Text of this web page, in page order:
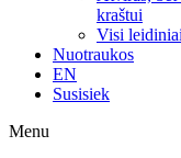
kraštui
Visi leidiniai
Nuotraukos
EN
Susisiek
Menu